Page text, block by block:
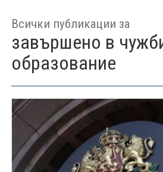
Всички публикации за
завършено в
образование